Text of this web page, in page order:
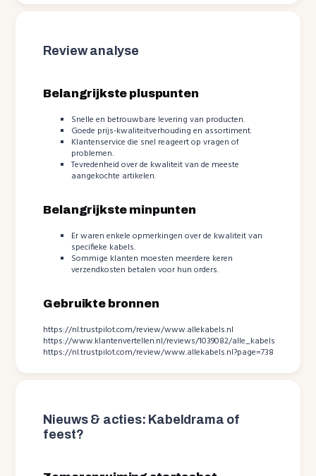
Review analyse
Belangrijkste pluspunten
Snelle en betrouwbare levering van producten.
Goede prijs-kwaliteitverhouding en assortiment.
Klantenservice die snel reageert op vragen of
problemen.
Tevredenheid over de kwaliteit van de meeste
aangekochte artikelen.
Belangrijkste minpunten
Er waren enkele opmerkingen over de kwaliteit van
specifieke kabels.
Sommige klanten moesten meerdere keren
verzendkosten betalen voor hun orders.
Gebruikte bronnen
https://nl.trustpilot.com/review/www.allekabels.nl
https://www.klantenvertellen.nl/reviews/1039082/alle_kabels
https://nl.trustpilot.com/review/www.allekabels.nl?page=738
Nieuws & acties: Kabeldrama of
feest?